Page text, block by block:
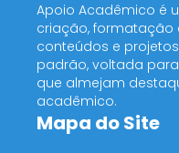
Apoio Acadêmico é
criação, formatação
conteúdos e
padrão, voltada
que almejam
acadêmico.
Mapa do Site